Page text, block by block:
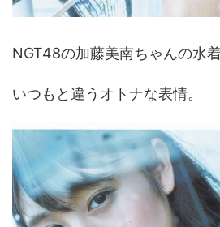
NGT48の加藤美南ちゃんの水
いつもと違うオトナな表情。